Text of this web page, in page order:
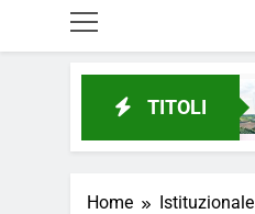
TITOLI
Home Istituzionale